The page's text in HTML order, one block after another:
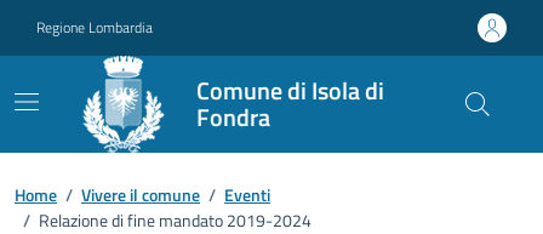
Regione Lombardia
Comune di Isola di
Fondra
Home / Vivere il comune / Eventi
/ Relazione di fine mandato 2019-2024